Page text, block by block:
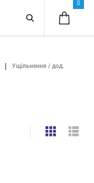
0
Ущільнення / дод.